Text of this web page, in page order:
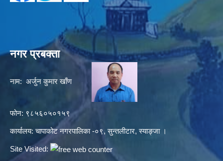
नगर प्रबक्ता
नाम: अर्जुन कुमार खाँण
फोन: ९८५६०५०१५९
कार्यालय: चापाकोट नगरपालिका -०९, सुन्तलीटार, स्याङ्जा ।
Site Visited: